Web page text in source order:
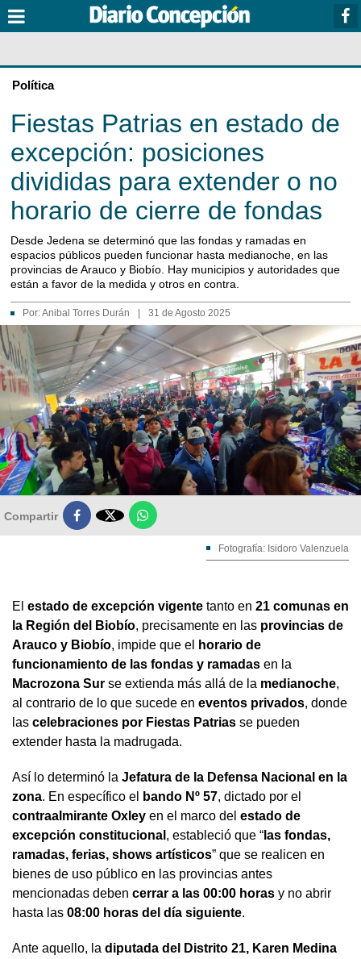
Política
Fiestas Patrias en estado de
excepción: posiciones
divididas para extender o no
horario de cierre de fondas
Desde Jedena se determinó que las fondas y ramadas en
espacios públicos pueden funcionar hasta medianoche, en las
provincias de Arauco y Biobío. Hay municipios y autoridades que
están a favor de la medida y otros en contra.
Por:Anibal Torres Durán 31 de Agosto 2025
Compartir 
Fotografía: Isidoro Valenzuela
El estado de excepción vigente tanto en 21 comunas en
la Región del Biobío, precisamente en las provincias de
Arauco y Biobío, impide que el
horario de
funcionamiento de las fondas y ramadas en la
Macrozona Sur se extienda más allá de la medianoche,
al contrario de lo que sucede en eventos privados, donde
las celebraciones por Fiestas Patrias se pueden
extender hasta la madrugada.
Así lo determinó la Jefatura de la Defensa Nacional en la
zona. En específico el bando Nº 57, dictado por el
contraalmirante Oxley en el marco del estado de
excepción constitucional , estableció que “ las fondas,
ramadas, ferias, shows artísticos” que se realicen en
bienes de uso público en las provincias antes
mencionadas deben cerrar a las 00:00 horas y no abrir
hasta las 08:00 horas del día siguiente.
Ante aquello, la diputada del Distrito 21, Karen Medina